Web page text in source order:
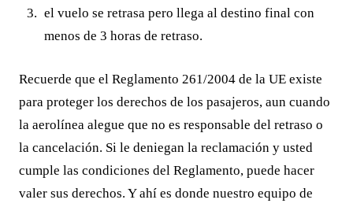
el vuelo se retrasa pero llega al destino final con
menos de 3 horas de retraso.
Recuerde que el Reglamento 261/2004 de la UE existe
para proteger los derechos de los pasajeros, aun cuando
la aerolínea alegue que no es responsable del retraso o
la cancelación. Si le deniegan la reclamación y usted
cumple las condiciones del Reglamento, puede hacer
valer sus derechos. Y ahí es donde nuestro equipo de